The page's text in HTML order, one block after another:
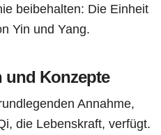
beibehalten: Die Einheit
Yin und Yang.
und Konzepte
Annahme,
die Lebenskraft, verfügt.